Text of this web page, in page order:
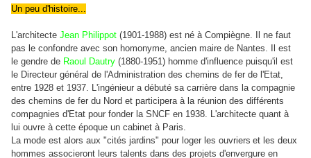
Un peu d'histoire...
L'architecte Jean Philippot (1901-1988) est né à Compiègne. Il ne faut
pas le confondre avec son homonyme, ancien maire de Nantes. Il est
le gendre de Raoul Dautry (1880-1951) homme d'influence puisqu'il est
le Directeur général de l'Administration des chemins de fer de l'Etat,
entre 1928 et 1937. L'ingénieur a débuté sa carrière dans la compagnie
des chemins de fer du Nord et participera à la réunion des différents
compagnies d'Etat pour fonder la SNCF en 1938. L'architecte quant à
lui ouvre à cette époque un cabinet à Paris.
La mode est alors aux "cités jardins" pour loger les ouvriers et les deux
hommes associeront leurs talents dans des projets d'envergure en